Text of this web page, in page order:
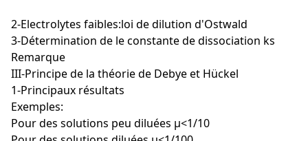
2-Electrolytes faibles:loi de dilution d'Ostwald
3-Détermination de le constante de dissociation ks
Remarque
III-Principe de la théorie de Debye et Hückel
1-Principaux résultats
Exemples:
Pour des solutions peu diluées μ<1/10